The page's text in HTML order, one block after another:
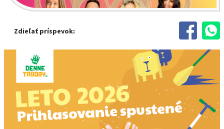
Zdieľať príspevok: